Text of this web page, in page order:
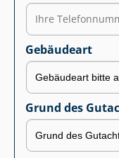
Gebäudeart
Grund des